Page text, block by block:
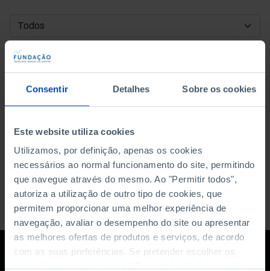
Consentir Detalhes Sobre os cookies
Este website utiliza cookies
Utilizamos, por definição, apenas os cookies
necessários ao normal funcionamento do site, permitindo
que navegue através do mesmo. Ao "Permitir todos",
autoriza a utilização de outro tipo de cookies, que
permitem proporcionar uma melhor experiência de
navegação, avaliar o desempenho do site ou apresentar
as melhores ofertas de produtos e serviços, de acordo
com as suas preferências. Se pretender escolher os
DATA DE INÍCIO
DATA DE FIM